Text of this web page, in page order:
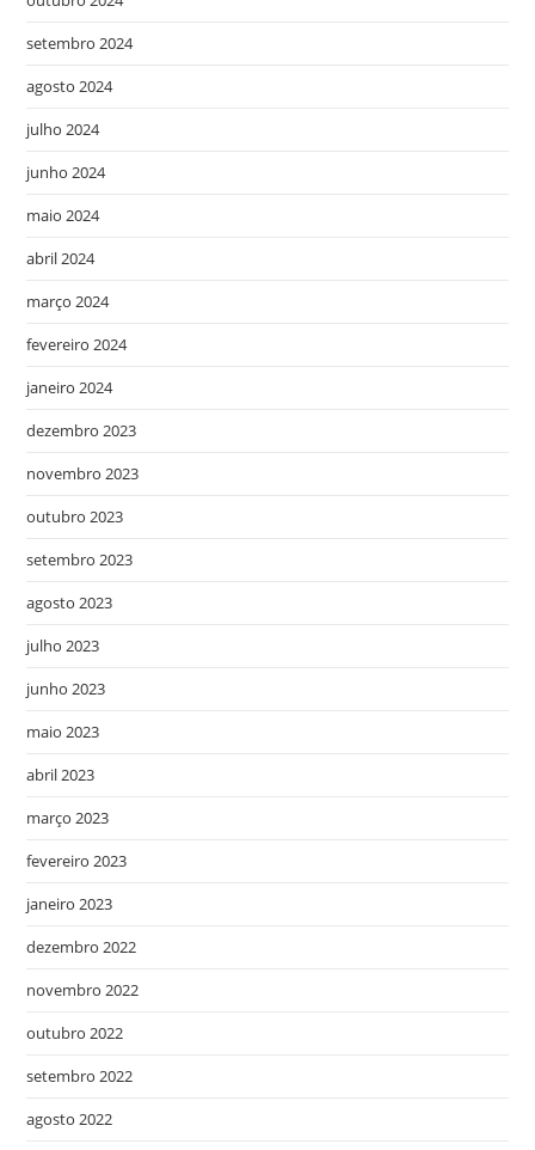
setembro 2024
agosto 2024
julho 2024
junho 2024
maio 2024
abril 2024
março 2024
fevereiro 2024
janeiro 2024
dezembro 2023
novembro 2023
outubro 2023
setembro 2023
agosto 2023
julho 2023
junho 2023
maio 2023
abril 2023
março 2023
fevereiro 2023
janeiro 2023
dezembro 2022
novembro 2022
outubro 2022
setembro 2022
agosto 2022